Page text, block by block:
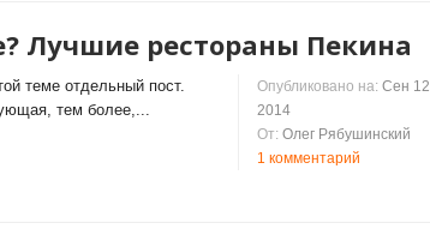
Лучшие рестораны Пекина
теме отдельный пост.
тем более,...
Опубликовано на: Сен 12
2014
От: Олег Рябушинский
1 комментарий